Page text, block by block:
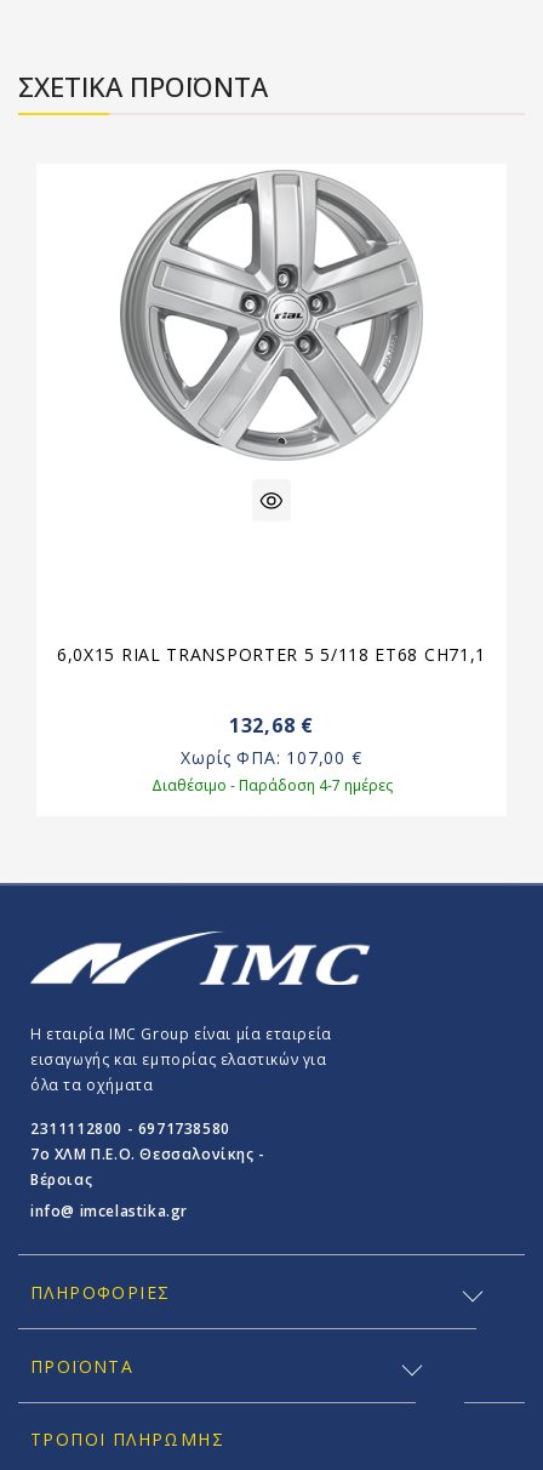
ΣΧΕΤΙΚΑ ΠΡΟΪΟΝΤΑ
6,0X15 RIAL TRANSPORTER 5 5/118 ET68 CH71,1
132,68 €
Χωρίς ΦΠΑ: 107,00 €
Διαθέσιμο - Παράδοση 4-7 ημέρες
Η εταιρία IMC Group είναι μία εταιρεία
εισαγωγής και εμπορίας ελαστικών για
όλα τα οχήματα
2311112800 - 6971738580
7o ΧΛΜ Π.E.O. Θεσσαλονίκης -
Βέροιας
info@ imcelastika.gr
ΠΛΗΡΟΦΟΡΊΕΣ
ΠΡΟΪΟΝΤΑ
ΤΡΌΠΟΙ ΠΛΗΡΩΜΉΣ